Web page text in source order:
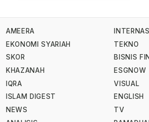
AMEERA
EKONOMI SYARIAH
SKOR
KHAZANAH
IQRA
ISLAM DIGEST
NEWS
TEKNO
BISNIS
ESGNOW
VISUAL
ENGLISH
TV